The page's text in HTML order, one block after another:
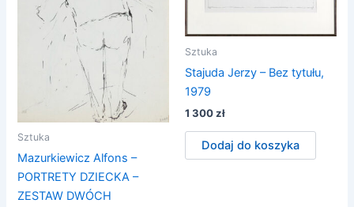
Sztuka
Mazurkiewicz Alfons –
PORTRETY DZIECKA –
ZESTAW DWÓCH
Sztuka
Stajuda Jerzy – Bez tytułu,
1979
1 300zł
Dodaj do koszyka